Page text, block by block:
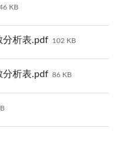
KB
分析表.pdf 102 KB
分析表.pdf 86 KB